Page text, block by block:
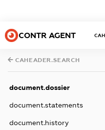
CONTR AGENT
CAHEADER.SEARCH
document.dossier
document.statements
document.history